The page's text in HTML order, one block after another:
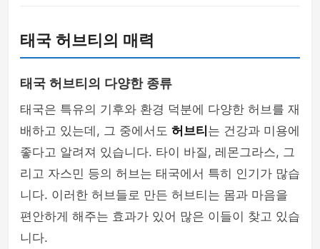
태국 허브티의 매력
태국 허브티의 다양한 종류
태국은 특유의 기후와 환경 덕분에 다양한 허브를 재
배하고 있는데, 그 중에서도 허브티 는 건강과 미용에
좋다고 알려져 있습니다. 타이 바질, 레몬그라스, 그
리고 자스민 등의 허브는 태국에서 특히 인기가 많습
니다. 이러한 허브들로 만든 허브티는 몸과 마음을
편안하게 해주는 효과가 있어 많은 이들이 찾고 있습
니다.